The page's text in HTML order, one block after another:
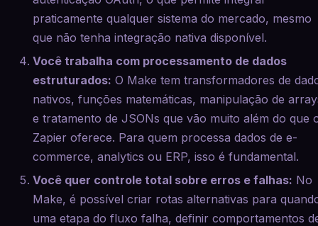
praticamente qualquer sistema do mercado, mesmo
que não tenha integração nativa disponível.
Você trabalha com processamento de dados
estruturados: O Make tem transformadores de
nativos, funções matemáticas, manipulação de
e tratamento de JSONs que vão muito além do que
Zapier oferece. Para quem processa dados de e-
commerce, analytics ou ERP, isso é fundamental.
Você quer controle total sobre erros e falhas: No
Make, é possível criar rotas alternativas para
uma etapa do fluxo falha, definir comportamentos